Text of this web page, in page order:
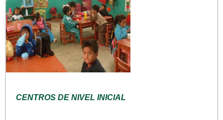
CENTROS DE NIVEL INICIAL